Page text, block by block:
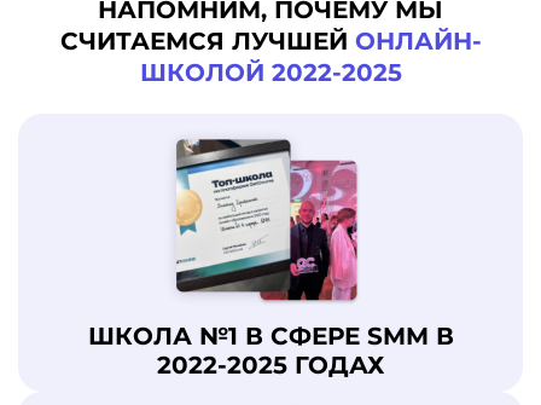
НАПОМНИМ, ПОЧЕМУ МЫ
СЧИТАЕМСЯ ЛУЧШЕЙ ОНЛАЙН-
ШКОЛОЙ 2022-2025
ШКОЛА №1 В СФЕРЕ SMM В
2022-2025 ГОДАХ